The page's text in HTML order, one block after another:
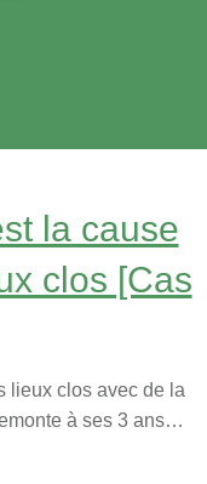
la cause
clos [Cas
lieux clos avec de la
à ses 3 ans…